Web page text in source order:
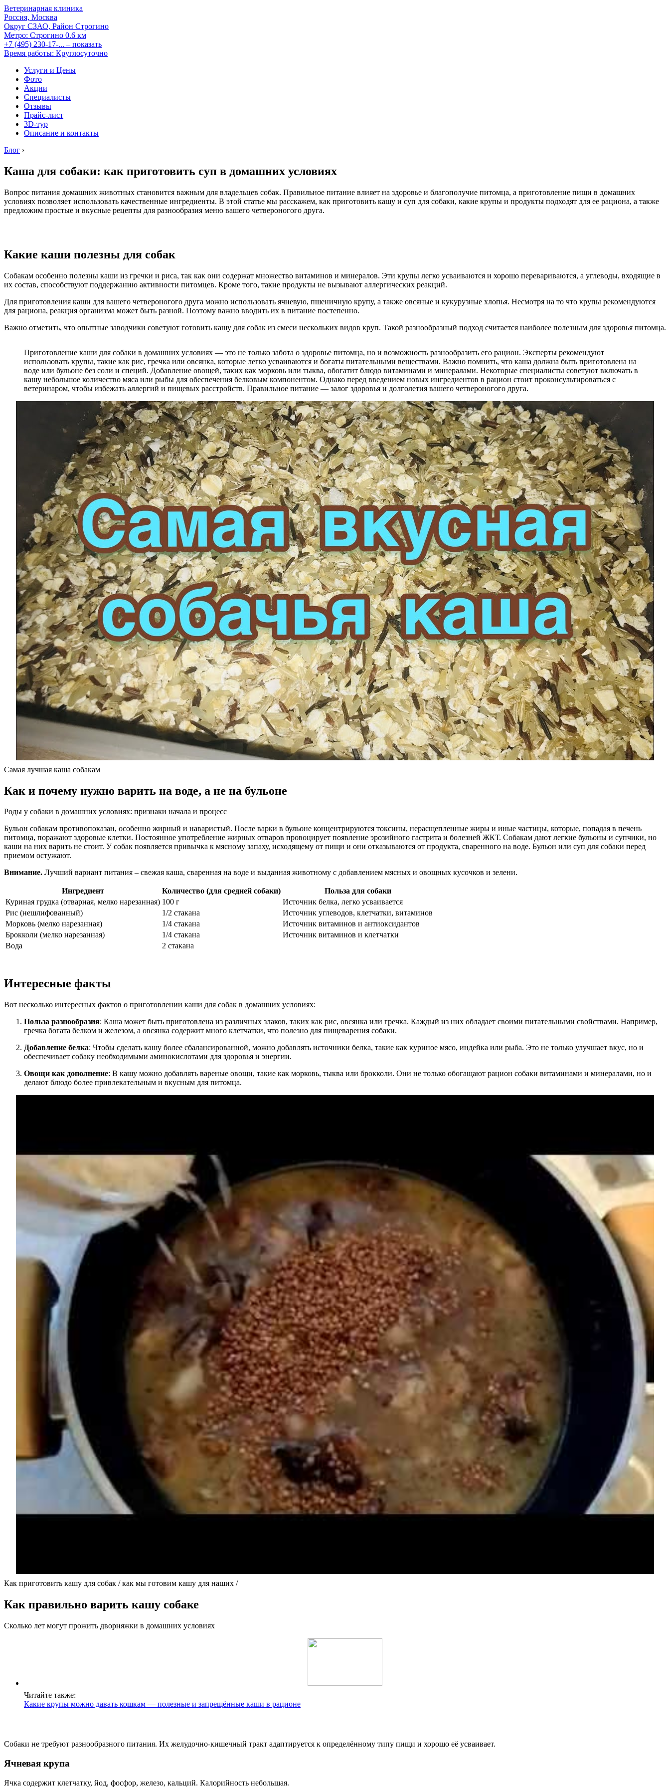
Ветеринарная клиника
Россия, Москва
Округ СЗАО, Район Строгино
Метро: Строгино 0.6 км
+7 (495) 230-17-... – показать
Время работы: Круглосуточно
Услуги и Цены
Фото
Акции
Специалисты
Отзывы
Прайс-лист
3D-тур
Описание и контакты
Блог ›
Каша для собаки: как приготовить суп в домашних условиях
Вопрос питания домашних животных становится важным для владельцев собак. Правильное питание влияет на здоровье и благополучие питомца, а приготовление пищи в домашних
условиях позволяет использовать качественные ингредиенты. В этой статье мы расскажем, как приготовить кашу и суп для собаки, какие крупы и продукты подходят для ее рациона, а также
предложим простые и вкусные рецепты для разнообразия меню вашего четвероногого друга.
Какие каши полезны для собак
Собакам особенно полезны каши из гречки и риса, так как они содержат множество витаминов и минералов. Эти крупы легко усваиваются и хорошо перевариваются, а углеводы, входящие в
их состав, способствуют поддержанию активности питомцев. Кроме того, такие продукты не вызывают аллергических реакций.
Для приготовления каши для вашего четвероногого друга можно использовать ячневую, пшеничную крупу, а также овсяные и кукурузные хлопья. Несмотря на то что крупы рекомендуются
для рациона, реакция организма может быть разной. Поэтому важно вводить их в питание постепенно.
Важно отметить, что опытные заводчики советуют готовить кашу для собак из смеси нескольких видов круп. Такой разнообразный подход считается наиболее полезным для здоровья питомца.
Приготовление каши для собаки в домашних условиях — это не только забота о здоровье питомца, но и возможность разнообразить его рацион. Эксперты рекомендуют
использовать крупы, такие как рис, гречка или овсянка, которые легко усваиваются и богаты питательными веществами. Важно помнить, что каша должна быть приготовлена на
воде или бульоне без соли и специй. Добавление овощей, таких как морковь или тыква, обогатит блюдо витаминами и минералами. Некоторые специалисты советуют включать в
кашу небольшое количество мяса или рыбы для обеспечения белковым компонентом. Однако перед введением новых ингредиентов в рацион стоит проконсультироваться с
ветеринаром, чтобы избежать аллергий и пищевых расстройств. Правильное питание — залог здоровья и долголетия вашего четвероногого друга.
Самая лучшая каша собакам
Как и почему нужно варить на воде, а не на бульоне
Роды у собаки в домашних условиях: признаки начала и процесс
Бульон собакам противопоказан, особенно жирный и наваристый. После варки в бульоне концентрируются токсины, нерасщепленные жиры и иные частицы, которые, попадая в печень
питомца, поражают здоровые клетки. Постоянное употребление жирных отваров провоцирует появление эрозийного гастрита и болезней ЖКТ. Собакам дают легкие бульоны и супчики, но
каши на них варить не стоит. У собак появляется привычка к мясному запаху, исходящему от пищи и они отказываются от продукта, сваренного на воде. Бульон или суп для собаки перед
приемом остужают.
Внимание. Лучший вариант питания – свежая каша, сваренная на воде и выданная животному с добавлением мясных и овощных кусочков и зелени.
Ингредиент Количество (для средней собаки)
Польза для собаки
Куриная грудка (отварная, мелко нарезанная) 100 г
Источник белка, легко усваивается
Рис (нешлифованный)
1/2 стакана
Источник углеводов, клетчатки, витаминов
Морковь (мелко нарезанная)
1/4 стакана
Источник витаминов и антиоксидантов
Брокколи (мелко нарезанная)
1/4 стакана
Источник витаминов и клетчатки
Вода
2 стакана
Интересные факты
Вот несколько интересных фактов о приготовлении каши для собак в домашних условиях:
Польза разнообразия: Каша может быть приготовлена из различных злаков, таких как рис, овсянка или гречка. Каждый из них обладает своими питательными свойствами. Например,
гречка богата белком и железом, а овсянка содержит много клетчатки, что полезно для пищеварения собаки.
Добавление белка: Чтобы сделать кашу более сбалансированной, можно добавлять источники белка, такие как куриное мясо, индейка или рыба. Это не только улучшает вкус, но и
обеспечивает собаку необходимыми аминокислотами для здоровья и энергии.
Овощи как дополнение: В кашу можно добавлять вареные овощи, такие как морковь, тыква или брокколи. Они не только обогащают рацион собаки витаминами и минералами, но и
делают блюдо более привлекательным и вкусным для питомца.
Как приготовить кашу для собак / как мы готовим кашу для наших /
Как правильно варить кашу собаке
Сколько лет могут прожить дворняжки в домашних условиях
Читайте также:
Какие крупы можно давать кошкам — полезные и запрещённые каши в рационе
Собаки не требуют разнообразного питания. Их желудочно-кишечный тракт адаптируется к определённому типу пищи и хорошо её усваивает.
Ячневая крупа
Ячка содержит клетчатку, йод, фосфор, железо, кальций. Калорийность небольшая.